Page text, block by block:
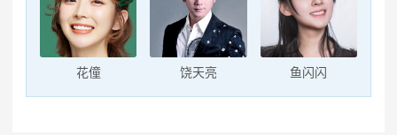
花僮 饶天亮 鱼闪闪